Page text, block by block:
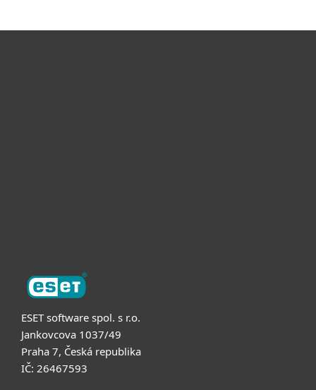
ESET software spol. s r.o.
Jankovcova 1037/49
Praha 7, Česká republika
IČ: 26467593